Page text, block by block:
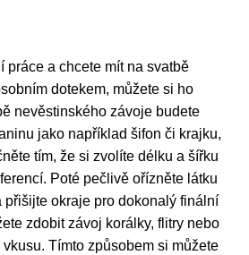
práce a chcete mít na svatbě
dotekem, můžete si ho
nevěstinského závoje budete
jako například šifon či krajku,
tím, že si zvolíte délku a šířku
Poté pečlivě ořízněte látku
přišijte okraje pro dokonalý finální
zdobit závoj korálky, flitry nebo
Tímto způsobem si můžete